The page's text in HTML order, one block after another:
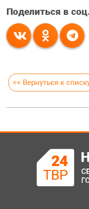
Поделиться в
<< Вернуться к